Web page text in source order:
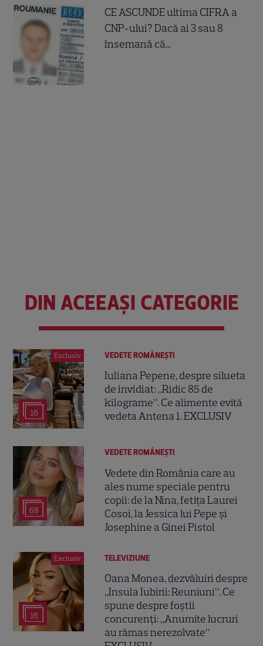
CE ASCUNDE ultima CIFRA a
CNP-ului? Dacă ai 3 sau 8
însemană că...
DIN ACEEAȘI CATEGORIE
Exclusiv
16
VEDETE ROMÂNEŞTI
Iuliana Pepene, despre silueta
de invidiat: „Ridic 85 de
kilograme”. Ce alimente evită
vedeta Antena 1. EXCLUSIV
68
VEDETE ROMÂNEŞTI
Vedete din România care au
ales nume speciale pentru
copii: de la Nina, fetița Laurei
Cosoi, la Jessica lui Pepe și
Josephine a Ginei Pistol
Exclusiv
16
TELEVIZIUNE
Oana Monea, dezvăluiri despre
„Insula Iubirii: Reuniuni”. Ce
spune despre foștii
concurenți: „Anumite lucruri
au rămas nerezolvate”